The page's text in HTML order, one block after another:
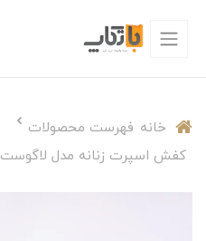
خانه فهرست محصولات
کفش اسپرت زنانه مدل لاگوست